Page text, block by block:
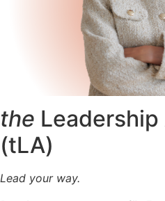
the
(tLA)
Lead your way.